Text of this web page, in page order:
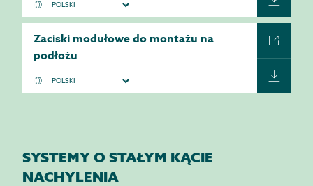
Zaciski modułowe do montażu na
podłożu
SYSTEMY O STAŁYM KĄCIE
NACHYLENIA